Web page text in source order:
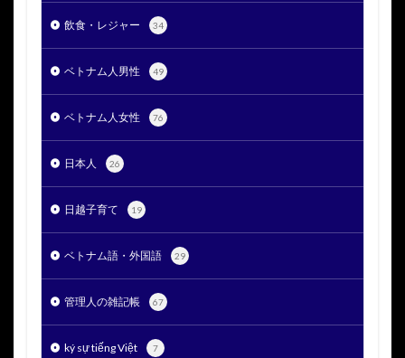
飲食・レジャー 34
ベトナム人男性 49
ベトナム人女性 76
日本人 26
日越子育て 19
ベトナム語・外国語 29
管理人の雑記帳 67
ký sự tiếng Việt 7